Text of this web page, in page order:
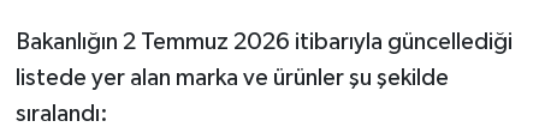
Bakanlığın 2 Temmuz 2026 itibarıyla güncellediği
listede yer alan marka ve ürünler şu şekilde
sıralandı: